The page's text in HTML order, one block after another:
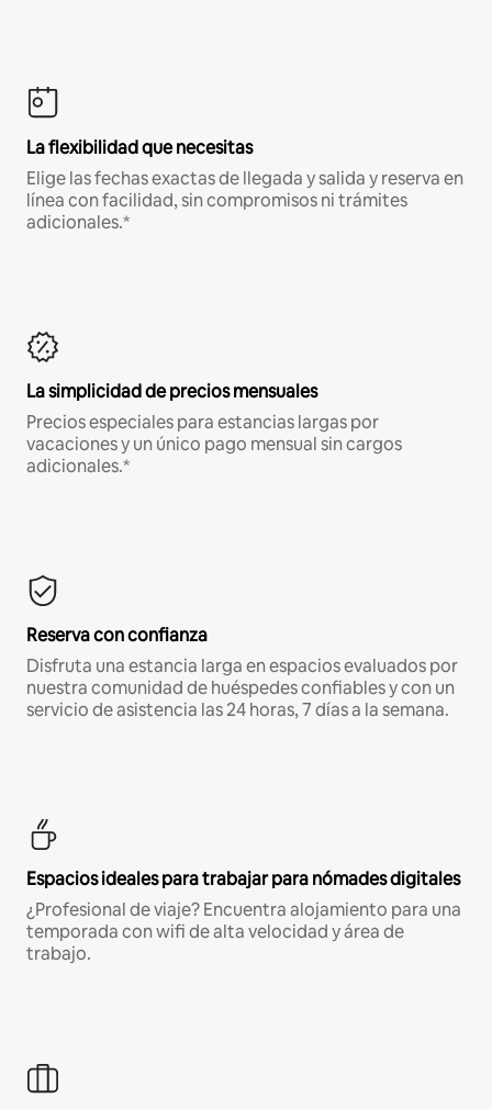
La flexibilidad que necesitas
Elige las fechas exactas de llegada y salida y reserva en
línea con facilidad, sin compromisos ni trámites
adicionales.*
La simplicidad de precios mensuales
Precios especiales para estancias largas por
vacaciones y un único pago mensual sin cargos
adicionales.*
Reserva con confianza
Disfruta una estancia larga en espacios evaluados por
nuestra comunidad de huéspedes confiables y con un
servicio de asistencia las 24 horas, 7 días a la semana.
Espacios ideales para trabajar para nómades digitales
¿Profesional de viaje? Encuentra alojamiento para una
temporada con wifi de alta velocidad y área de
trabajo.